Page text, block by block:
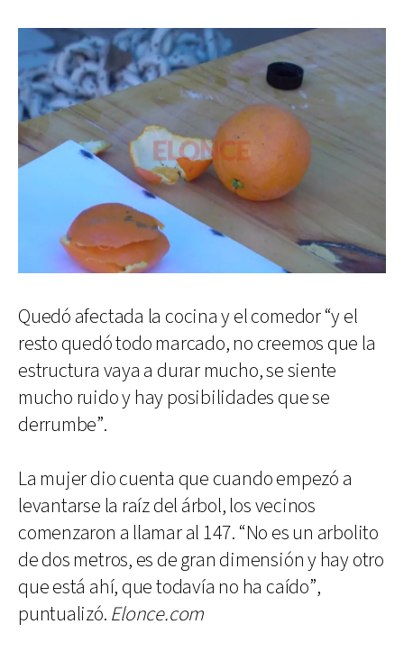
Quedó afectada la cocina y el comedor “y el
resto quedó todo marcado, no creemos que la
estructura vaya a durar mucho, se siente
mucho ruido y hay posibilidades que se
derrumbe”.
La mujer dio cuenta que cuando empezó a
levantarse la raíz del árbol, los vecinos
comenzaron a llamar al 147. “No es un arbolito
de dos metros, es de gran dimensión y hay otro
que está ahí, que todavía no ha caído”,
puntualizó. Elonce.com